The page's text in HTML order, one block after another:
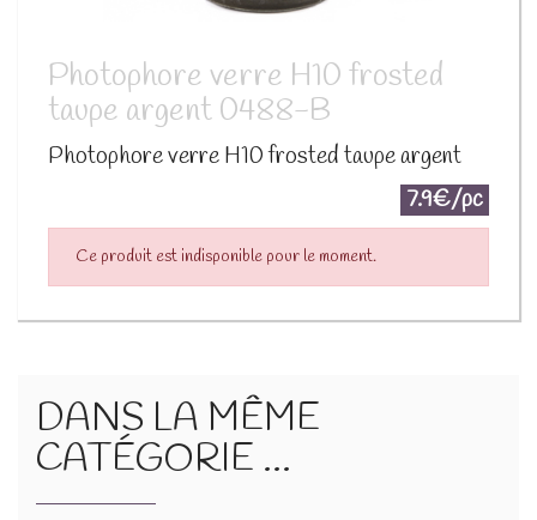
Photophore verre H10 frosted
taupe argent 0488-B
Photophore verre H10 frosted taupe argent
7.9€/pc
Ce produit est indisponible pour le moment.
DANS LA MÊME
CATÉGORIE ...